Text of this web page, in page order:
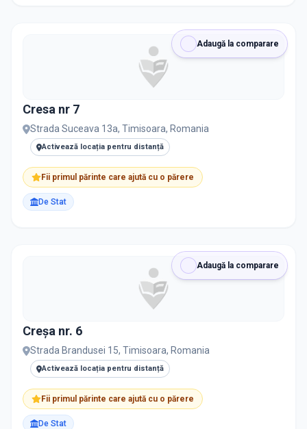
Adaugă la comparare
Cresa nr 7
Strada Suceava 13a, Timisoara, Romania
Activează locația pentru distanță
Fii primul părinte care ajută cu o părere
De Stat
Adaugă la comparare
Creșa nr. 6
Strada Brandusei 15, Timisoara, Romania
Activează locația pentru distanță
Fii primul părinte care ajută cu o părere
De Stat